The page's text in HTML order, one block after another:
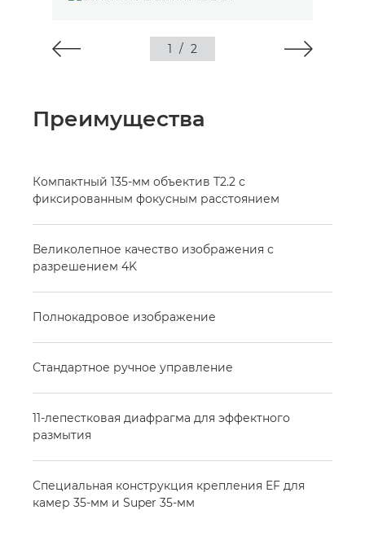
1 / 2
Преимущества
Компактный 135-мм объектив T2.2 с
фиксированным фокусным расстоянием
Великолепное качество изображения с
разрешением 4K
Полнокадровое изображение
Стандартное ручное управление
11-лепестковая диафрагма для эффектного
размытия
Специальная конструкция крепления EF для
камер 35-мм и Super 35-мм